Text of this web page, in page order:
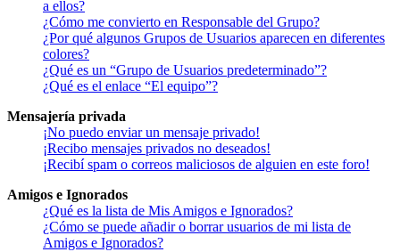
a ellos?
¿Cómo me convierto en Responsable del Grupo?
¿Por qué algunos Grupos de Usuarios aparecen en diferentes
colores?
¿Qué es un “Grupo de Usuarios predeterminado”?
¿Qué es el enlace “El equipo”?
Mensajería privada
¡No puedo enviar un mensaje privado!
¡Recibo mensajes privados no deseados!
¡Recibí spam o correos maliciosos de alguien en este foro!
Amigos e Ignorados
¿Qué es la lista de Mis Amigos e Ignorados?
¿Cómo se puede añadir o borrar usuarios de mi lista de
Amigos e Ignorados?